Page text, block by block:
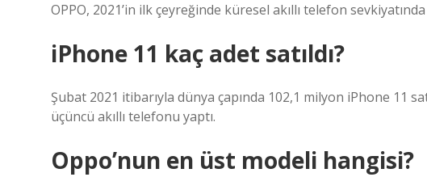
OPPO, 2021’in ilk çeyreğinde küresel akıllı telefon sevkiyatında
iPhone 11 kaç adet satıldı?
Şubat 2021 itibarıyla dünya çapında 102,1 milyon iPhone 11
üçüncü akıllı telefonu yaptı.
Oppo’nun en üst modeli hangisi?